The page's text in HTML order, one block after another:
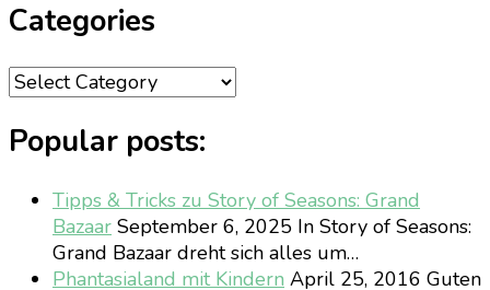
Categories
Categories
Popular posts:
Tipps & Tricks zu Story of Seasons: Grand
Bazaar September 6, 2025 In Story of Seasons:
Grand Bazaar dreht sich alles um…
Phantasialand mit Kindern April 25, 2016 Guten